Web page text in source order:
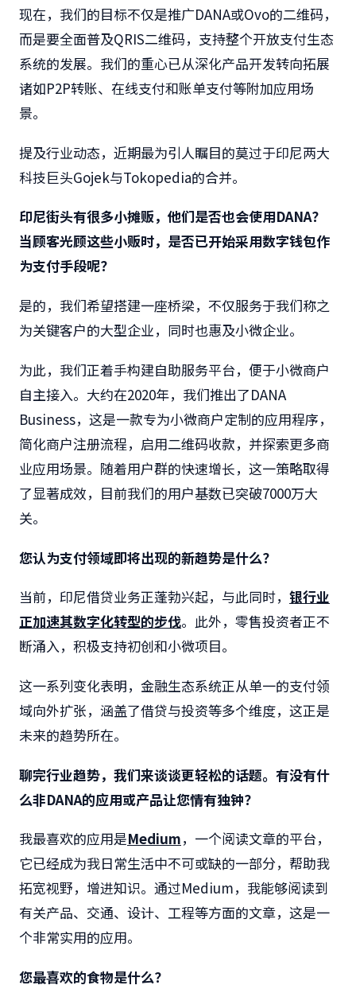
现在，我们的目标不仅是推广DANA或Ovo的二维码，
而是要全面普及QRIS二维码，支持整个开放支付生态
系统的发展。我们的重心已从深化产品开发转向拓展
诸如P2P转账、在线支付和账单支付等附加应用场
景。
提及行业动态，近期最为引人瞩目的莫过于印尼两大
科技巨头Gojek与Tokopedia的合并。
印尼街头有很多小摊贩，他们是否也会使用DANA？
当顾客光顾这些小贩时，是否已开始采用数字钱包作
为支付手段呢？
是的，我们希望搭建一座桥梁，不仅服务于我们称之
为关键客户的大型企业，同时也惠及小微企业。
为此，我们正着手构建自助服务平台，便于小微商户
自主接入。大约在2020年，我们推出了DANA
Business，这是一款专为小微商户定制的应用程序，
简化商户注册流程，启用二维码收款，并探索更多商
业应用场景。随着用户群的快速增长，这一策略取得
了显著成效，目前我们的用户基数已突破7000万大
关。
您认为支付领域即将出现的新趋势是什么？
当前，印尼借贷业务正蓬勃兴起，与此同时， 银行业
正加速其数字化转型的步伐。此外，零售投资者正不
断涌入，积极支持初创和小微项目。
这一系列变化表明，金融生态系统正从单一的支付领
域向外扩张，涵盖了借贷与投资等多个维度，这正是
未来的趋势所在。
聊完行业趋势，我们来谈谈更轻松的话题。有没有什
么非DANA的应用或产品让您情有独钟？
我最喜欢的应用是Medium，一个阅读文章的平台，
它已经成为我日常生活中不可或缺的一部分，帮助我
拓宽视野，增进知识。通过Medium，我能够阅读到
有关产品、交通、设计、工程等方面的文章，这是一
个非常实用的应用。
您最喜欢的食物是什么？